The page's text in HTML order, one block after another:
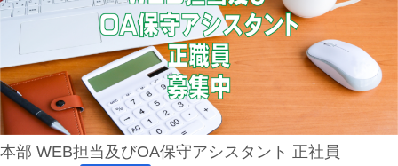
本部 WEB担当及びOA保守アシスタント 正社員